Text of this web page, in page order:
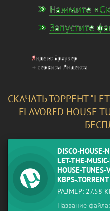
СКАЧАТЬ ТОРРЕНТ "LET
FLAVORED HOUSE
DISCO-HOUSE-
LET-THE-
HOUSE-
KBPS-.TORRENT
РАЗМЕР: 27.58